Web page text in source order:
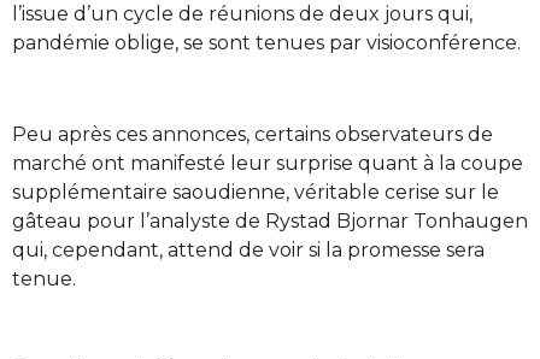
l’issue d’un cycle de réunions de deux jours qui,
pandémie oblige, se sont tenues par visioconférence.
Peu après ces annonces, certains observateurs de
marché ont manifesté leur surprise quant à la coupe
supplémentaire saoudienne, véritable cerise sur le
gâteau pour l’analyste de Rystad Bjornar Tonhaugen
qui, cependant, attend de voir si la promesse sera
tenue.